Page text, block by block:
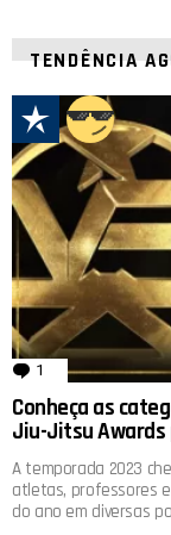
TENDÊNCIA
1 comentário
Conheça as
Jiu-Jitsu Awards
A temporada 2023
atletas, professores
do ano em diversas